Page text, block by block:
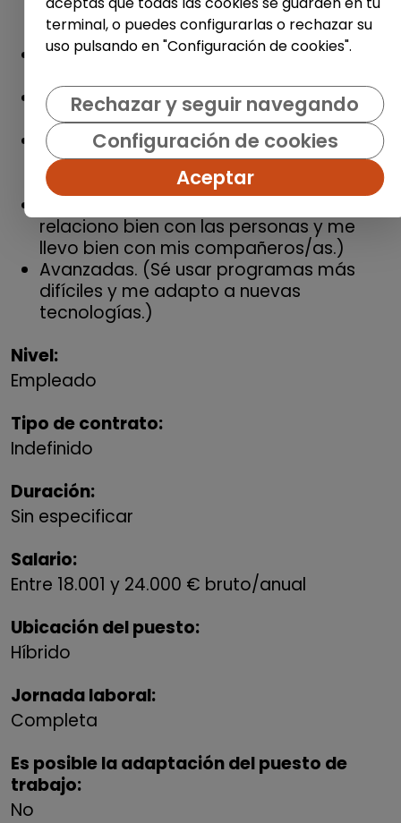
continua. (Aprendo rápido y siempre
intento hacerlo mejor.)
Flexibilidad. (Si hay cambios en el
Toma de decisiones. (Puedo pensar y
elegir la mejor opción en mi trabajo.)
Habilidades comunicativas avanzadas.
(Me expreso bien y sé explicar mis ideas
con claridad.)
relaciono bien con las personas y me
llevo bien con mis compañeros/as.)
Avanzadas. (Sé usar programas más
difíciles y me adapto a nuevas
tecnologías.)
Nivel:
Empleado
Tipo de contrato:
Indefinido
Duración:
Sin especificar
Salario:
Entre 18.001 y 24.000 € bruto/anual
Ubicación del puesto:
Híbrido
Jornada laboral:
Completa
Es posible la adaptación del puesto de
trabajo:
No
terminal, o puedes configurarlas o rechazar su
uso pulsando en "Configuración de cookies".
Rechazar y seguir navegando
Configuración de cookies
Aceptar